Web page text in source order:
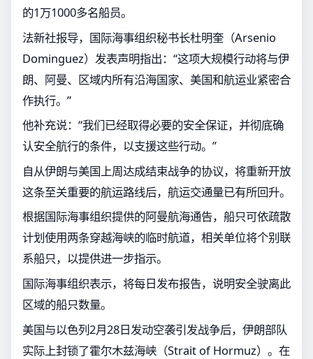
的1万1000多名船员。
法新社报导，国际海事组织秘书长杜明奎（Arsenio
Dominguez）发表声明指出：“这项大规模行动将与伊
朗、阿曼、区域内所有沿海国家、美国和航运业紧密合
作执行。”
他补充说：“我们已经取得必要的安全保证，并彻底确
认安全航行的条件，以支援这些行动。”
自从伊朗与美国上周达成结束战争的协议，将重新开放
这条至关重要的航运路线后，航运交通量已有所回升。
根据国际海事组织提供的阿曼航海通告，船只可依疏散
计划使用两条穿越海峡的临时航道，相关单位将个别联
系船只，以提供进一步指示。
国际海事组织表示，将每日发布报告，说明安全驶离此
区域的船只数量。
美国与以色列2月28日发动空袭引发战争后，伊朗部队
实际上封锁了霍尔木兹海峡（Strait of Hormuz）。在